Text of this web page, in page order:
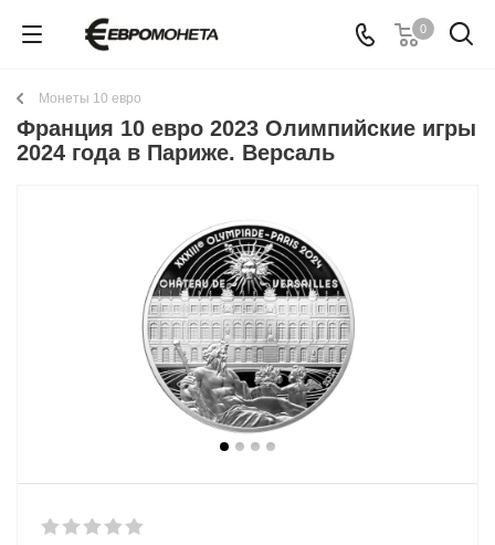
0
Монеты 10 евро
Франция 10 евро 2023 Олимпийские игры
2024 года в Париже. Версаль